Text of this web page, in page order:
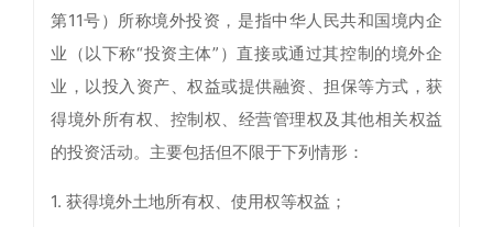
第11号）所称境外投资，是指中华人民共和国境内企
业（以下称“投资主体”）直接或通过其控制的境外企
业，以投入资产、权益或提供融资、担保等方式，获
得境外所有权、控制权、经营管理权及其他相关权益
的投资活动。主要包括但不限于下列情形：
1. 获得境外土地所有权、使用权等权益；